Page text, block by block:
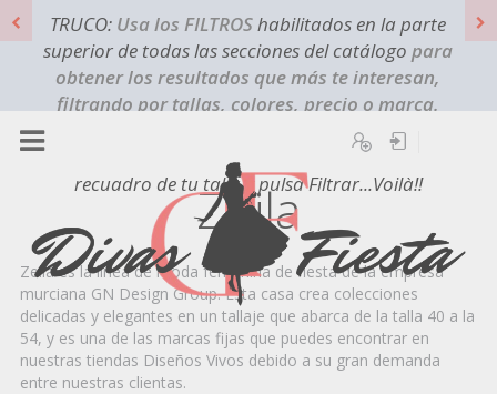
TRUCO: Usa los FILTROShabilitados en la parte
superior de todas las secciones del catálogopara
obtener los resultados que más te interesan,
filtrando por tallas, colores, precio o marca.
¿Quieres que solo te aparezcan los modelos que
sean de la talla "X"? Pulsa en FILTROS, marca el
recuadro de tu talla y pulsa Filtrar...Voilà!!
Iniciar sesión
Zeila
Zeila es la línea de moda femenina de fiesta de la empresa
murciana GN Design Group. Esta casa crea colecciones
delicadas y elegantes en un tallaje que abarca de la talla 40 a la
54, y es una de las marcas fijas que puedes encontrar en
nuestras tiendas Diseños Vivos debido a su gran demanda
entre nuestras clientas.